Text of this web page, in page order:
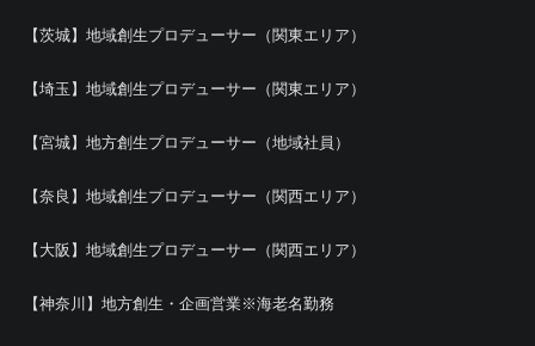
【茨城】地域創生プロデューサー（関東エリア）
【埼玉】地域創生プロデューサー（関東エリア）
【宮城】地方創生プロデューサー（地域社員）
【奈良】地域創生プロデューサー（関西エリア）
【大阪】地域創生プロデューサー（関西エリア）
【神奈川】地方創生・企画営業※海老名勤務